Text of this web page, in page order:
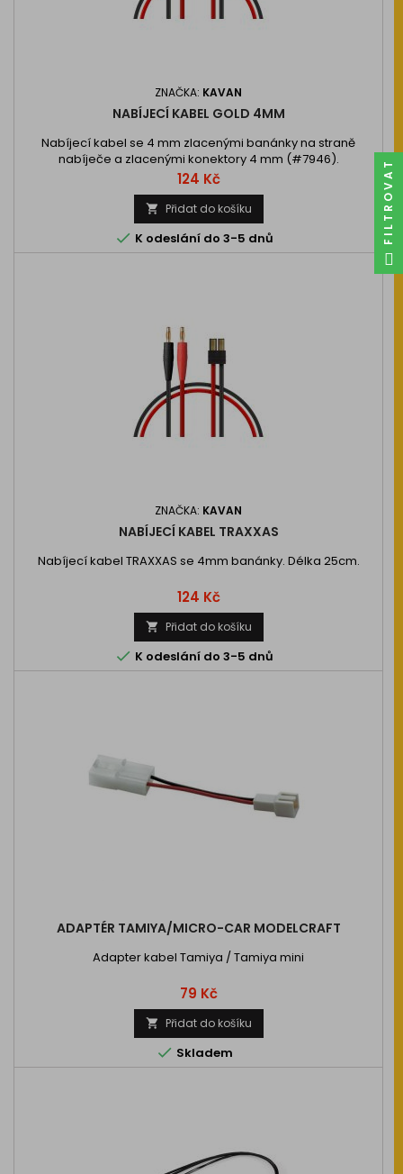
ZNAČKA: KAVAN
NABÍJECÍ KABEL GOLD 4MM
Nabíjecí kabel se 4 mm zlacenými banánky na straně
nabíječe a zlacenými konektory 4 mm (#7946).
Cena
124 Kč
 Přidat do košíku
 K odeslání do 3-5 dnů
ZNAČKA: KAVAN
NABÍJECÍ KABEL TRAXXAS
Nabíjecí kabel TRAXXAS se 4mm banánky. Délka 25cm.
Cena
124 Kč
 Přidat do košíku
 K odeslání do 3-5 dnů
ADAPTÉR TAMIYA/MICRO-CAR MODELCRAFT
Adapter kabel Tamiya / Tamiya mini
Cena
79 Kč
 Přidat do košíku
 Skladem
FILTROVAT